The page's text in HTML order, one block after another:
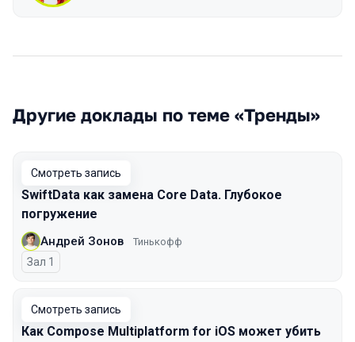
Другие доклады по теме «Тренды»
Смотреть запись
SwiftData как замена Core Data. Глубокое
погружение
Андрей Зонов Тинькофф
Зал 1
Смотреть запись
Как Compose Multiplatform for iOS может убить